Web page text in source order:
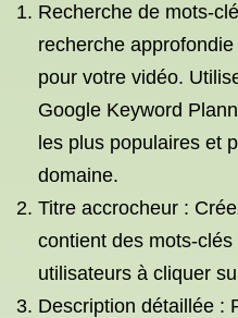
Recherche de mots-
recherche
pour votre vidéo.
Google Keyword
les plus populaires et
domaine.
Titre accrocheur :
contient des mots-
utilisateurs à cliquer
Description détaillée :